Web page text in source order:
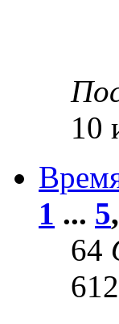
10
1 ... 5,
64